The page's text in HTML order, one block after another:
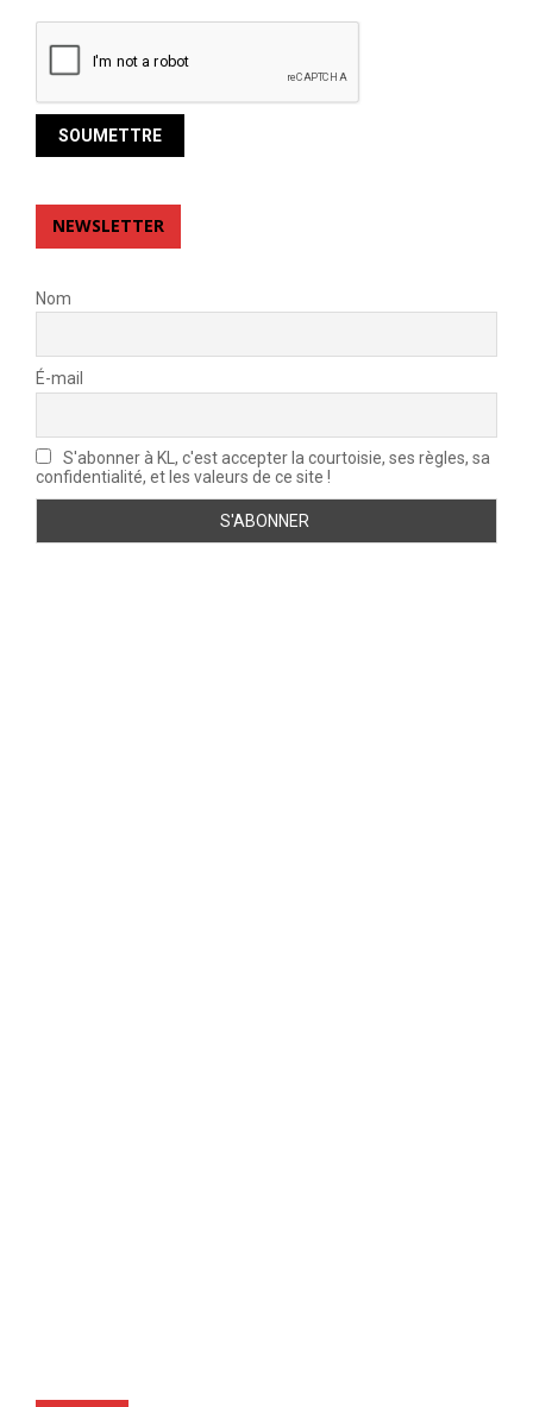
NEWSLETTER
Nom
É-mail
S'abonner à KL, c'est accepter la courtoisie, ses règles, sa
confidentialité, et les valeurs de ce site !